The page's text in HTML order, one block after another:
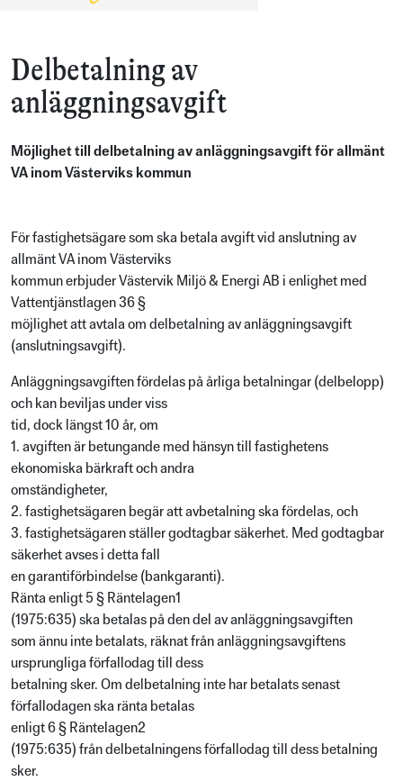
Delbetalning av
anläggningsavgift
Möjlighet till delbetalning av anläggningsavgift för allmänt
VA inom Västerviks kommun
För fastighetsägare som ska betala avgift vid anslutning av
allmänt VA inom Västerviks
kommun erbjuder Västervik Miljö & Energi AB i enlighet med
Vattentjänstlagen 36 §
möjlighet att avtala om delbetalning av anläggningsavgift
(anslutningsavgift).
Anläggningsavgiften fördelas på årliga betalningar (delbelopp)
och kan beviljas under viss
tid, dock längst 10 år, om
1. avgiften är betungande med hänsyn till fastighetens
ekonomiska bärkraft och andra
omständigheter,
2. fastighetsägaren begär att avbetalning ska fördelas, och
3. fastighetsägaren ställer godtagbar säkerhet. Med godtagbar
säkerhet avses i detta fall
en garantiförbindelse (bankgaranti).
Ränta enligt 5 § Räntelagen1
(1975:635) ska betalas på den del av anläggningsavgiften
som ännu inte betalats, räknat från anläggningsavgiftens
ursprungliga förfallodag till dess
betalning sker. Om delbetalning inte har betalats senast
förfallodagen ska ränta betalas
enligt 6 § Räntelagen2
(1975:635) från delbetalningens förfallodag till dess betalning
sker.